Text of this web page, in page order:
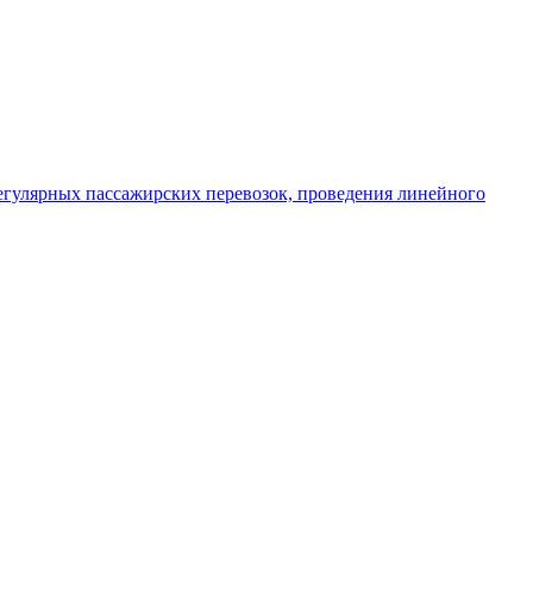
пассажирских перевозок, проведения линейного